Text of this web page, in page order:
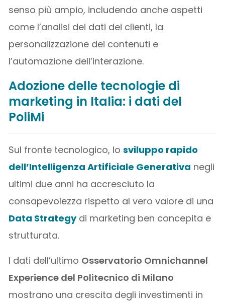
senso più ampio, includendo anche aspetti
come l’analisi dei dati dei clienti, la
personalizzazione dei contenuti e
l’automazione dell’interazione.
Adozione delle tecnologie di
marketing in Italia: i dati del
PoliMi
Sul fronte tecnologico, losviluppo rapido
dell’Intelligenza Artificiale Generativa negli
ultimi due anni ha accresciuto la
consapevolezza rispetto al vero valore di una
Data Strategydi marketing ben concepita e
strutturata.
I dati dell’ultimo Osservatorio Omnichannel
Experience del Politecnico di Milano
mostrano una crescita degli investimenti in